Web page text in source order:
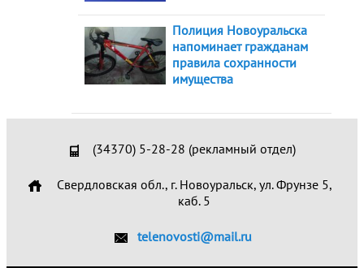
Полиция Новоуральска
напоминает гражданам
правила сохранности
имущества
(34370) 5-28-28 (рекламный отдел)
Свердловская обл., г. Новоуральск, ул. Фрунзе 5,
каб. 5
telenovosti@mail.ru